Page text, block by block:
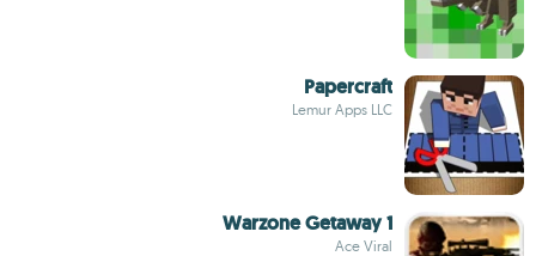
Papercraft
Lemur Apps LLC
1 Warzone Getaway
Ace Viral